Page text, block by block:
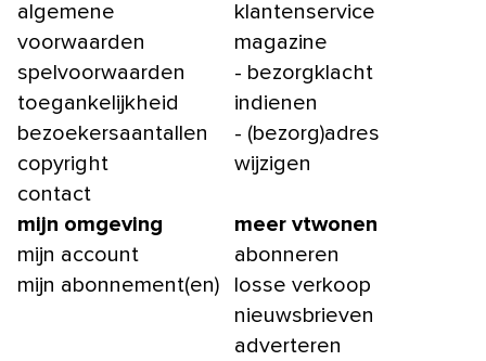
algemene
voorwaarden
spelvoorwaarden
toegankelijkheid
bezoekersaantallen
copyright
contact
klantenservice
magazine
- bezorgklacht
indienen
- (bezorg)adres
wijzigen
mijn omgeving
mijn account
mijn abonnement(en)
meer vtwonen
abonneren
losse verkoop
nieuwsbrieven
adverteren